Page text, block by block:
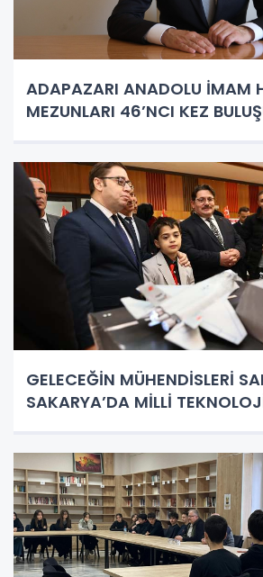
ADAPAZARI ANADOLU İMAM
MEZUNLARI 46’NCI KEZ
GELECEĞİN MÜHENDİSLERİ
SAKARYA’DA MİLLİ